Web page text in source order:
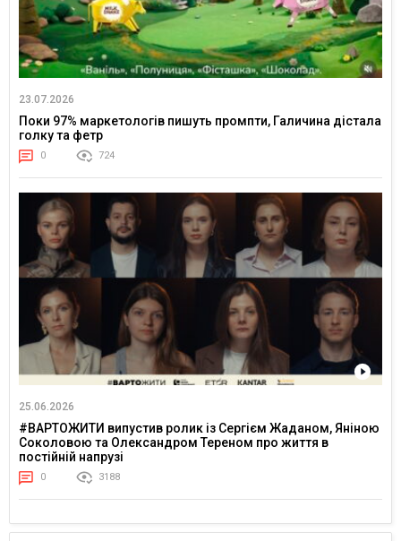
23.07.2026
Поки 97% маркетологів пишуть промпти, Галичина дістала
голку та фетр
0 724
25.06.2026
#ВАРТОЖИТИ випустив ролик із Сергієм Жаданом, Яніною
Соколовою та Олександром Тереном про життя в
постійній напрузі
0 3188